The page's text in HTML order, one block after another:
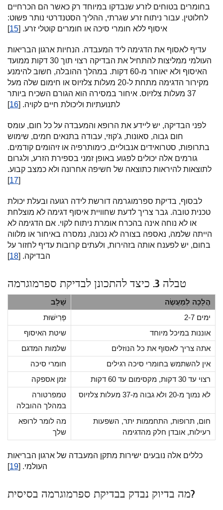
בחומרים בטוחים לזרע שנבדקו במיוחד רק כאשר הם הכרחיים
לחלוטין. עבור ניתוח זרע שגרתי, ההליך הסטנדרטי נותר פשוט:
איסוף ללא חומרי סיכה או חומרים קוטלי זרע. [15
]
עדיף לאסוף את הדגימה ליד המעבדה. הנחיות ארגון הבריאות
העולמי ממליצות להתחיל את הבדיקה רצוי תוך 30 דקות ממועד
האיסוף ולא יאוחר מ-60 דקות. במהלך ההובלה, חשוב להימנע
מקירור הדגימה מתחת ל-20 מעלות צלזיוס או חימום שלה מעל
37 מעלות צלזיוס. איחור במסירה הוא הגורם השכיח ביותר
לתנועתיות וליכולת חיים לקויה. [16
]
לפני הבדיקה, יש ליידע את הרופא והמעבדה על כל חום, עומס
חום גבוה, סאונות, ג'קוזי, עבודה בתנאים חמים, שימוש
בתרופות, סטרואידים אנבוליים, כימותרפיה או זיהומים קודמים.
גורמים אלה יכולים לפגוע באופן זמני בספירת הזרע, ולגרום
לתוצאות להיראות כתוצאה של חשיפה אחרונה ולא כמצב קבוע.
[
17
]
לבסוף, בדיקת ספרמוגרמה דורשת לידה רגועה ובעלת יכולת
טכנית טובה. גבר צריך לדעת שחוויית איסוף דגימה לא מוצלחת
או לא נוחה אינה בהכרח אומרת ניתוח לקוי. אם הדגימה לא
הייתה שלמה, נאספה בצורה לא נכונה, נמסרה באיחור או מלווה
בחום, יש לפענח אותה בזהירות, ולעתים קרובות עדיף לחזור על
הבדיקה. [18
]
טבלה 3. כיצד להתכונן לבדיקת ספרמוגרמה
שָׁלָב
הֲלָכָה לְמַעֲשֶׂה
פְּרִישׁוּת
2-7 ימים
שיטת האיסוף
אוננות במיכל מיוחד
שלמות המדגם
אתה צריך לאסוף את כל הנוזלים
חומרי סיכה
אין להשתמש בחומרי סיכה רגילים
זמן אספקה
רצוי עד 30 דקות, מקסימום עד 60 דקות
טמפרטורה
במהלך ההובלה
לא נמוך מ-20 ולא גבוה מ-37 מעלות צלזיוס
מה לומר לרופא
שלך
חום, תרופות, התחממות יתר, השפעות
רעילות, אובדן חלק מהדגימה
כללים אלה נובעים ישירות מתקן המעבדה של ארגון הבריאות
העולמי. [19
]
מה בדיוק נבדק בבדיקת ספרמוגרמה בסיסית?